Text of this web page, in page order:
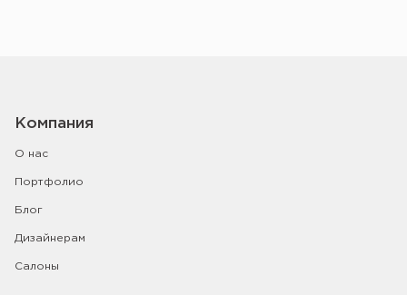
Компания
О нас
Портфолио
Блог
Дизайнерам
Салоны